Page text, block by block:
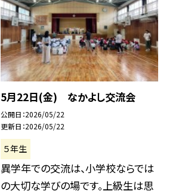
5月22日(金) なかよし交流会
公開日 2026/05/22
更新日 2026/05/22
５年生
異学年での交流は、小学校ならでは
の大切な学びの場です。上級生は思